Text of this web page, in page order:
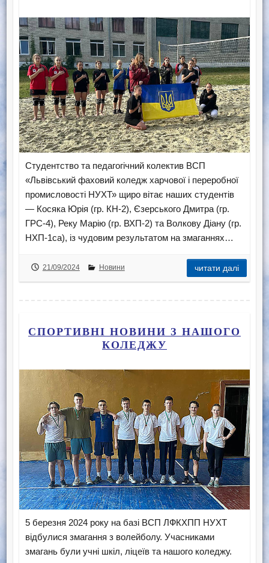
Студентство та педагогічний колектив ВСП
«Львівський фаховий коледж харчової і переробної
промисловості НУХТ» щиро вітає наших студентів
— Косяка Юрія (гр. КН-2), Єзерського Дмитра (гр.
ГРС-4), Реку Марію (гр. ВХП-2) та Волкову Діану (гр.
НХП-1са), із чудовим результатом на змаганнях…
21/09/2024 Новини читати далі
СПОРТИВНІ НОВИНИ З НАШОГО
КОЛЕДЖУ
5 березня 2024 року на базі ВСП ЛФКХПП НУХТ
відбулися змагання з волейболу. Учасниками
змагань були учні шкіл, ліцеїв та нашого коледжу.